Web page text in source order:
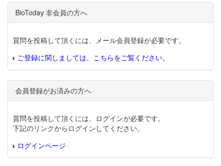
BioToday 非会員の方へ
質問を投稿して頂くには、メール会員登録が必要です。
ご登録に関しましては、こちらをご覧ください。
会員登録がお済みの方へ
質問を投稿して頂くには、ログインが必要です。
下記のリンクからログインしてください。
ログインページ